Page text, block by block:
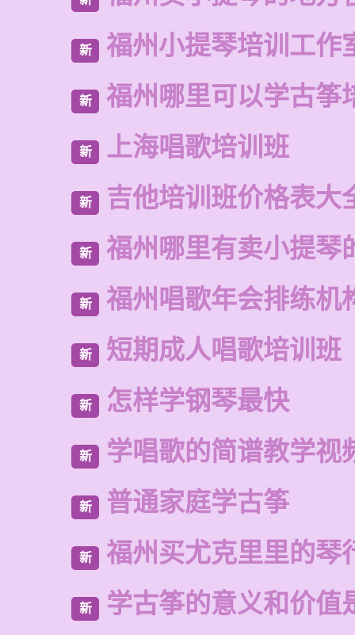
新 福州小提琴培训工作
新 福州哪里可以学古筝
新 上海唱歌培训班
新 吉他培训班价格表大
新 福州哪里有卖小提琴
新 福州唱歌年会排练机
新 短期成人唱歌培训班
新 怎样学钢琴最快
新 学唱歌的简谱教学视
新 普通家庭学古筝
新 福州买尤克里里的琴
新 学古筝的意义和价值